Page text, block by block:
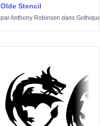
Olde Stencil
parAnthony Robinson dans